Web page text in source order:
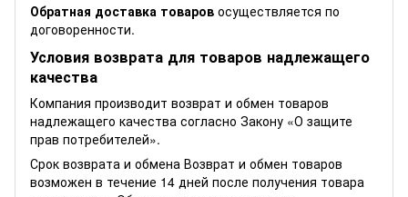
Обратная доставка товаров осуществляется по
договоренности.
Условия возврата для товаров надлежащего
качества
Компания производит возврат и обмен товаров
надлежащего качества согласно Закону «О защите
прав потребителей».
Срок возврата и обмена Возврат и обмен товаров
возможен в течение 14 дней после получения товара